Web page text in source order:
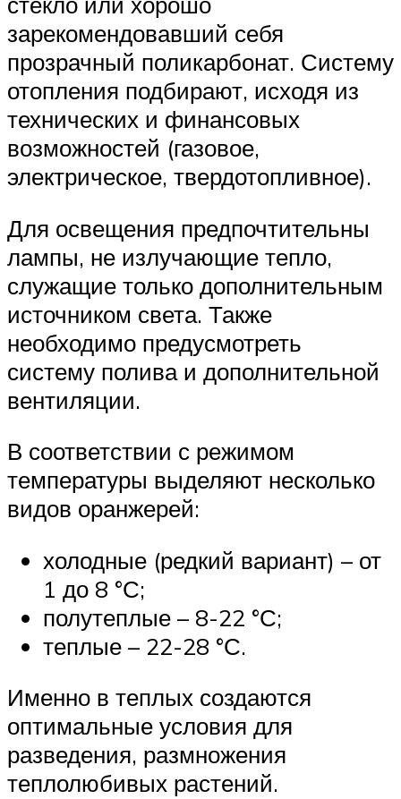
зарекомендовавший себя
прозрачный поликарбонат. Систему
отопления подбирают, исходя из
технических и финансовых
возможностей (газовое,
электрическое, твердотопливное).
Для освещения предпочтительны
лампы, не излучающие тепло,
служащие только дополнительным
источником света. Также
необходимо предусмотреть
систему полива и дополнительной
вентиляции.
В соответствии с режимом
температуры выделяют несколько
видов оранжерей:
холодные (редкий вариант) – от
1 до 8 °С;
полутеплые – 8-22 °С;
теплые – 22-28 °С.
Именно в теплых создаются
оптимальные условия для
разведения, размножения
теплолюбивых растений.